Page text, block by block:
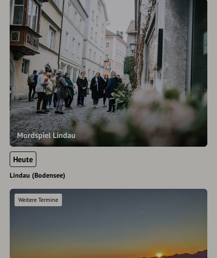
Mordspiel Lindau
Heute
Lindau (Bodensee)
Weitere Termine